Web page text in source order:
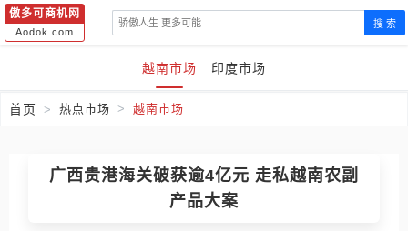
傲多可商机网
Aodok.com
搜 索
越南市场 印度市场
首页 热点市场 越南市场
广西贵港海关破获逾4亿元 走私越南农副
产品大案